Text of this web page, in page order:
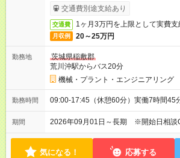
交通費別途支給あり
交通費 1ヶ月3万円を上限として実費支
月収例 20～25万円
勤務地
茨城県稲敷郡
荒川沖駅からバス20分
機械・プラント・エンジニアリング
勤務時間 09:00-17:45（休憩60分）実働7時間45
期間 2026年09月01日～長期 ※開始日相
気になる！ 応募する